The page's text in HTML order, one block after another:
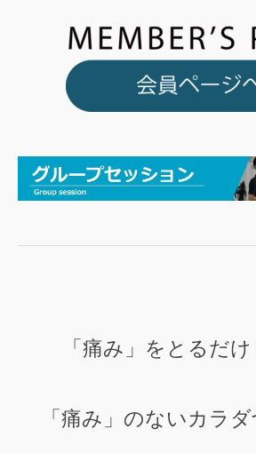
「痛み」をとるだ
「痛み」のないカラ